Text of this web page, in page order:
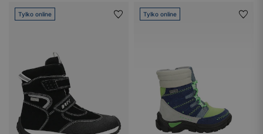
Tylko online Tylko online